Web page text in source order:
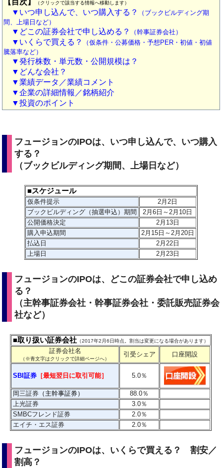
【目次】 （クリックで該当する情報へ移動します）
▼いつ申し込んで、いつ購入する？
（ブックビルディング期
間、上場日など）
▼どこの証券会社で申し込める？ （幹事証券会社）
▼いくらで買える？
（仮条件・公募価格・予想PER・初値・初値
騰落率など）
▼発行株数・単元数・公開規模は？
▼どんな会社？
▼業績データ／業績コメント
▼企業の詳細情報／銘柄紹介
▼投資のポイント
フュージョンのIPOは、いつ申し込んで、いつ購入
する？
（ブックビルディング期間、上場日など）
■スケジュール
仮条件提示
2月2日
ブックビルディング（抽選申込）期間
2月6日～2月10日
公開価格決定
2月13日
購入申込期間
2月15日～2月20日
払込日
2月22日
上場日
2月23日
フュージョンのIPOは、どこの証券会社で申し込め
る？
（主幹事証券会社・幹事証券会社・委託販売証券会
社など）
■取り扱い証券会社 （2017年2月6日時点。割当は変更になる場合があります）
証券会社名
（※青文字はクリックで詳細ページへ）
引受シェア 口座開設
SBI証券 ［最短翌日に取引可能］ 5.0％
岡三証券 （主幹事証券） 88.0％
上光証券
3.0％
SMBCフレンド証券
2.0％
エイチ・エス証券
2.0％
フュージョンのIPOは、いくらで買える？ 割安／
割高？